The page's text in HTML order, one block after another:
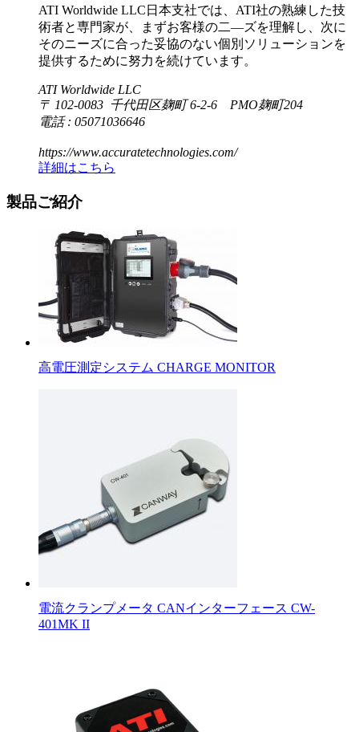
ATI Worldwide LLC日本支社では、ATI社の熟練した技
術者と専門家が、まずお客様の二―ズを理解し、次に
そのニーズに合った妥協のない個別ソリューションを
提供するために努力を続けています。
ATI Worldwide LLC
〒 102-0083 千代田区麹町 6-2-6 PMO麹町204
電話 : 05071036646
https://www.accuratetechnologies.com/
詳細はこちら
製品ご紹介
高電圧測定システム CHARGE MONITOR
電流クランプメータ CANインターフェース CW-
401MK II